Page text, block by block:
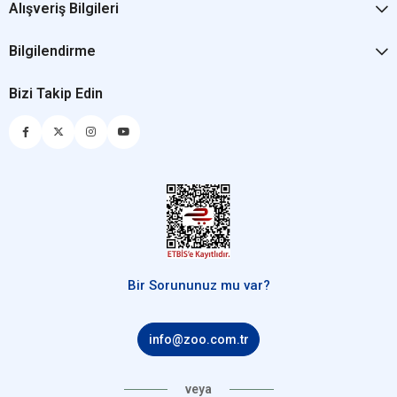
Alışveriş Bilgileri
Bilgilendirme
Bizi Takip Edin
Bir Sorununuz mu var?
info@zoo.com.tr
veya